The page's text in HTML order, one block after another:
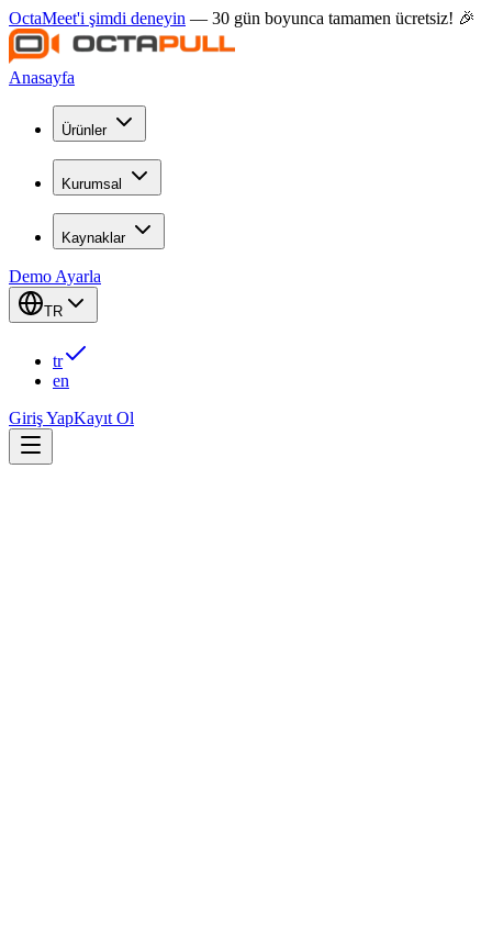
OctaMeet'i şimdi deneyin — 30 gün boyunca tamamen ücretsiz! 🎉
Anasayfa
Ürünler
Kurumsal
Kaynaklar
Demo Ayarla
TR
tr
en
Giriş YapKayıt Ol